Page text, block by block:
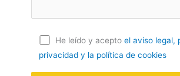
He leído y acepto el aviso legal,
privacidad y la política de cookies